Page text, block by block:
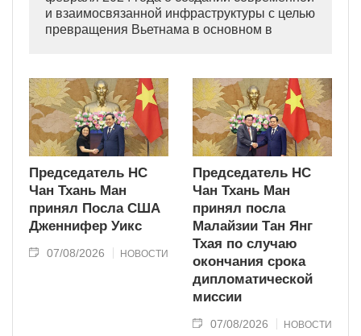
и взаимосвязанной инфраструктуры с целью
превращения Вьетнама в основном в
Председатель НС
Чан Тхань Ман
принял Посла США
Дженнифер Уикс
07/08/2026 НОВОСТИ
Председатель НС
Чан Тхань Ман
принял посла
Малайзии Тан Янг
Тхая по случаю
окончания срока
дипломатической
миссии
07/08/2026 НОВОСТИ